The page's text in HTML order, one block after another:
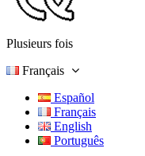
Plusieurs fois
Français
Español
Français
English
Português